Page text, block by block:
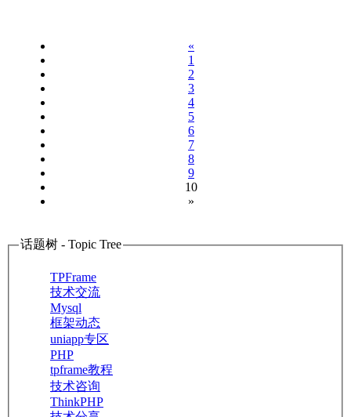
«
1
2
3
4
5
6
7
8
9
10
»
话题树 - Topic Tree
TPFrame
技术交流
Mysql
框架动态
uniapp专区
PHP
tpframe教程
技术咨询
ThinkPHP